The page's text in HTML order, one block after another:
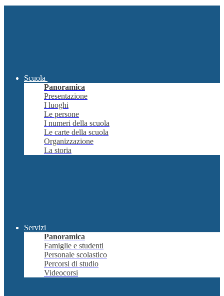
Scuola
Panoramica
Presentazione
I luoghi
Le persone
I numeri della scuola
Le carte della scuola
Organizzazione
La storia
Servizi
Panoramica
Famiglie e studenti
Personale scolastico
Percorsi di studio
Videocorsi